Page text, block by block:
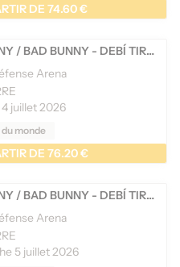
DE 74.60 €
/ BAD BUNNY - DEBÍ TIRAR MÁS FOTOS WORLD TOUR
Arena
juillet 2026
monde
DE 76.20 €
/ BAD BUNNY - DEBÍ TIRAR MÁS FOTOS WORLD TOUR
Arena
5 juillet 2026